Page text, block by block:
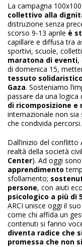
La campagna
collettivo alla
distruzione senza
scorso 9-13 aprile è
capillare e diffusa tra
sportivi, scuole,
maratona di eventi,
di domenica 15,
tessuto
Gaza. Sosteniamo
passare da una logica
di ricomposizione
internazionale non sia
che condivida percorsi.
Dall’inizio del
realtà della società
Center). Ad oggi
apprendimento
sfollamento;
persone, con aiuti
psicologico a più di
ARCI unisce oggi il
come chi affida un
contenuti si fanno
diventa radice che
promessa che non